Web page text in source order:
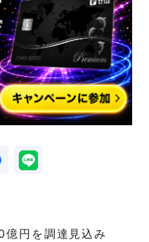
億円を調達見込み